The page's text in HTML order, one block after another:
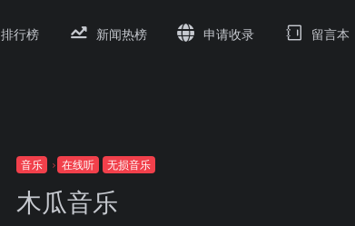
排行榜 新闻热榜 申请收录 留言本
音乐 在线听 无损音乐
木瓜音乐